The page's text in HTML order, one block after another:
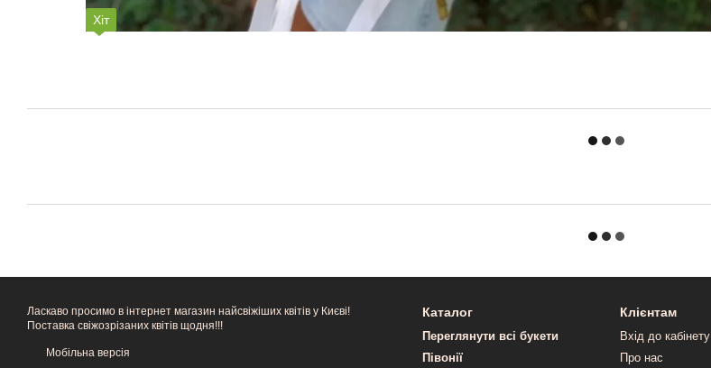
Хіт
Ласкаво просимо в інтернет магазин найсвіжіших квітів у Києві!
Поставка свіжозрізаних квітів щодня!!!
Мобільна версія
Каталог
Переглянути всі букети
Півонії
Клієнтам
Вхід до кабінету
Про нас